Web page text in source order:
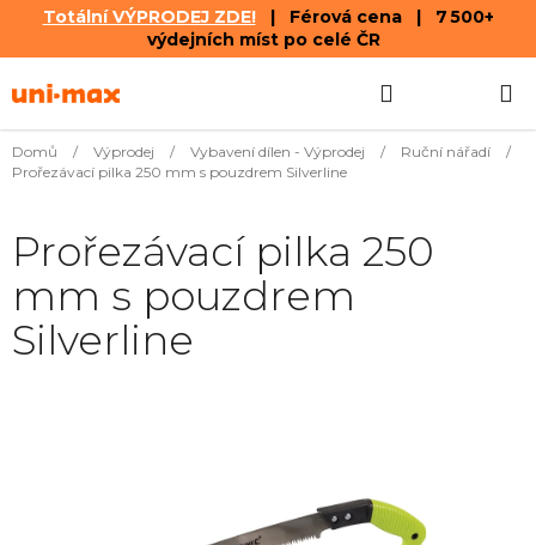
Totální VÝPRODEJ ZDE!| Férová cena | 7 500+
výdejních míst po celé ČR
na
KOŠÍK
Domů / Výprodej / Vybavení dílen - Výprodej / Ruční nářadí
/
Prořezávací pilka 250 mm s pouzdrem Silverline
Prořezávací pilka 250
mm s pouzdrem
Silverline